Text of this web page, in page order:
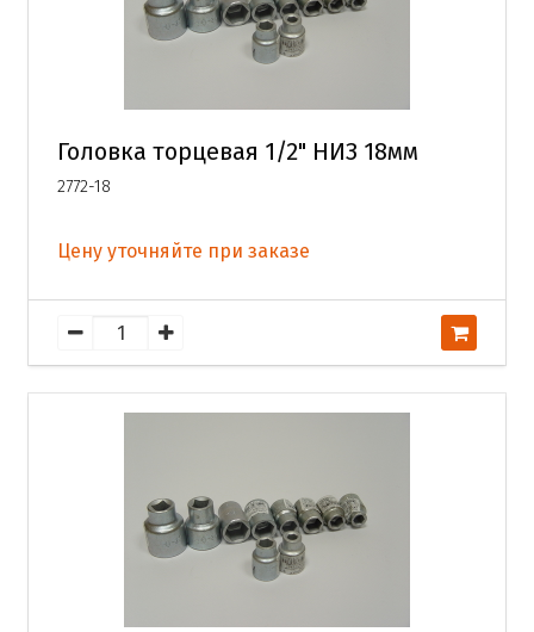
Головка торцевая 1/2" НИЗ 18мм
2772-18
Цену уточняйте при заказе